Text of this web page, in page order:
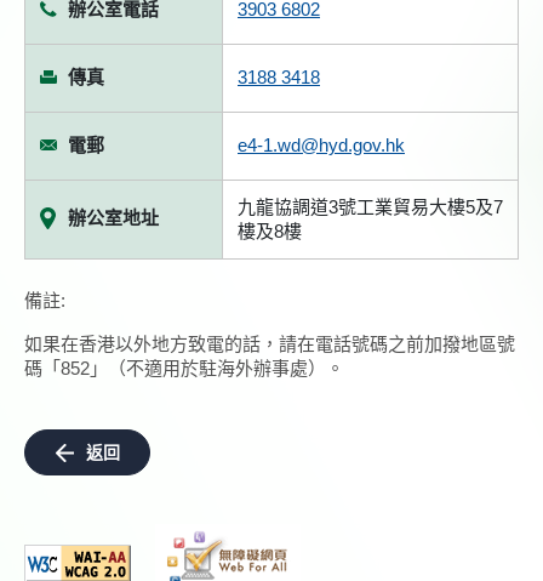
辦公室電話 3903 6802
傳真 3188 3418
電郵 e4-1.wd@hyd.gov.hk
辦公室地址
九龍協調道3號工業貿易大樓5及7
樓及8樓
備註:
如果在香港以外地方致電的話，請在電話號碼之前加撥地區號
碼「852」（不適用於駐海外辦事處）。
返回